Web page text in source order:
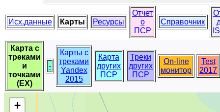
Исх.данные Карты Ресурсы
Отчет
о
ПСР
Справочник
Карта с
треками
и
точками
(EX)
-
Карты с
треками
Yandex
2015
Карта
других
ПСР
Треки
других
ПСР
On-line
монитор
Test
2017
+